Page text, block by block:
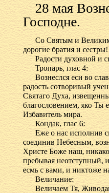
28 мая
Господне.
Со Святым и
дорогие братия и сестры!
Радости духовной и
Тропарь, глас 4:
Вознеслся еси во
радость сотворивый
Святаго Духа,
благословением, яко
Избавитель мира.
Кондак, глас 6:
Еже о нас исполнив
соединив Небесным,
Христе Боже наш,
пребывая неотступный,
есмь с вами, и никтоже
Величание:
Величаем Тя,